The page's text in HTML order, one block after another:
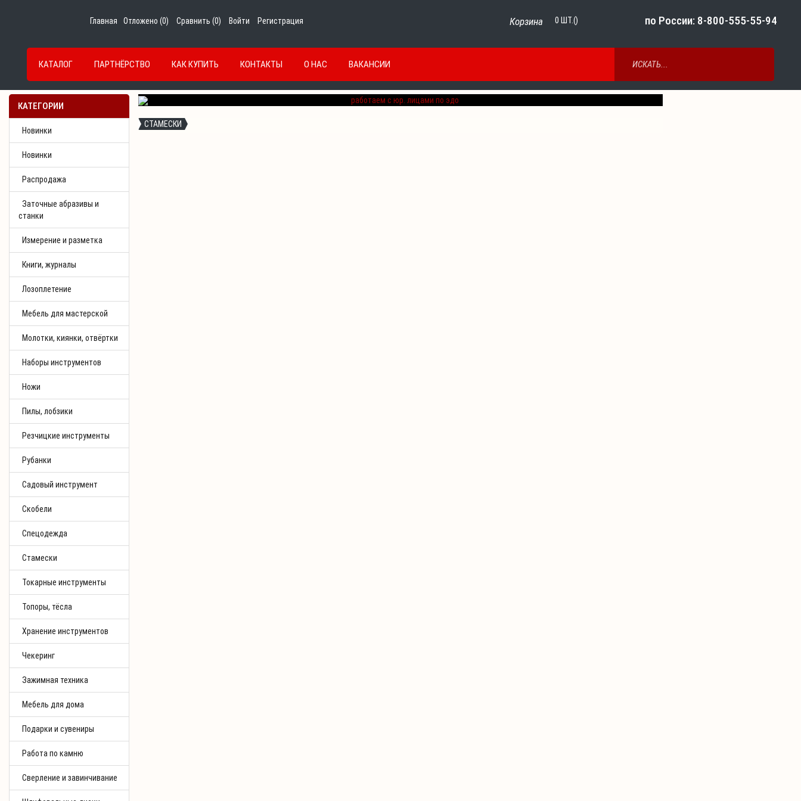
Главная Отложено (0) Сравнить (0) Войти Регистрация Корзина 0 ШТ.() по России: 8-800-555-55-94
КАТАЛОГ ПАРТНЁРСТВО КАК КУПИТЬ КОНТАКТЫ О НАС ВАКАНСИИ
КАТЕГОРИИ
Новинки
Новинки
Распродажа
Заточные абразивы и
станки
Измерение и разметка
Книги, журналы
Лозоплетение
Мебель для мастерской
Молотки, киянки, отвёртки
Наборы инструментов
Ножи
Пилы, лобзики
Резчицкие инструменты
Рубанки
Садовый инструмент
Скобели
Спецодежда
Стамески
Токарные инструменты
Топоры, тёсла
Хранение инструментов
Чекеринг
Зажимная техника
Мебель для дома
Подарки и сувениры
Работа по камню
Сверление и завинчивание
Previous Next
СТАМЕСКИ